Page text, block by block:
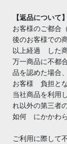
【返品について】
お客様のご都合
後のお客様での
以上経過 した商
万一商品に不都
品を認めた場合
お客様 負担とな
当社商品を利用
れ以外の第三者
如何 にかかわら
ご利用に際して